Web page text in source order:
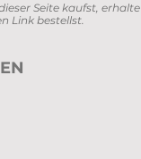
Seite kaufst,
Link bestellst.